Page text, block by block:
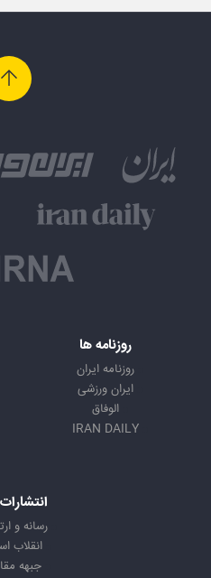
روزنامه ها
روزنامه ایران
ایران ورزشی
الوفاق
IRAN DAILY
رسانه و
انقلاب
جبهه